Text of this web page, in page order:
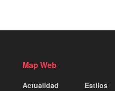
Map Web
Actualidad
Estilos